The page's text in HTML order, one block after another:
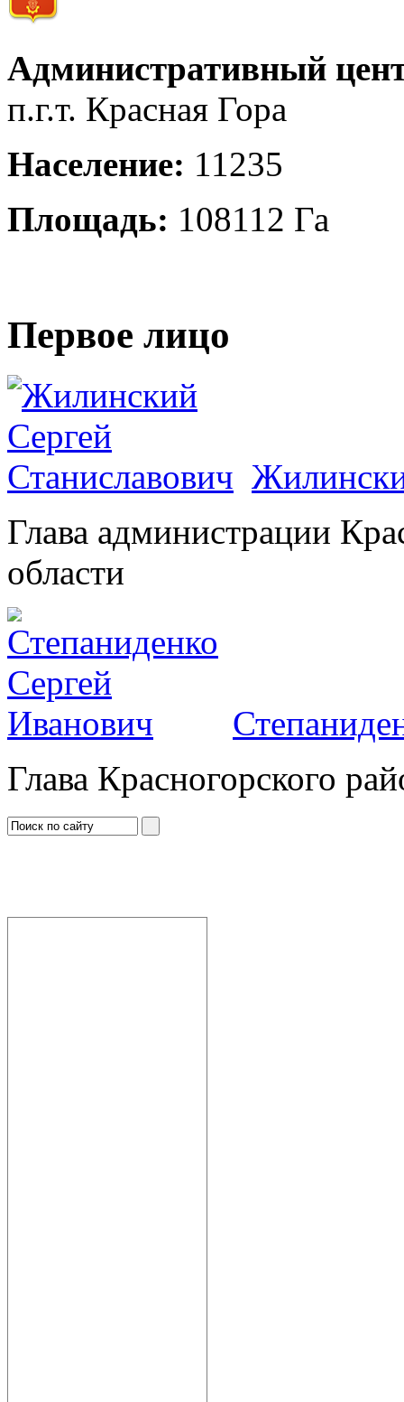
Административный
п.г.т. Красная Гора
Население: 11235
Площадь: 108112 Га
Первое лицо
Глава администрации
области
Глава Красногорского